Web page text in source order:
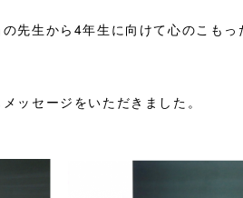
先生から4年生に向けて心のこも
ッセージをいただきました。